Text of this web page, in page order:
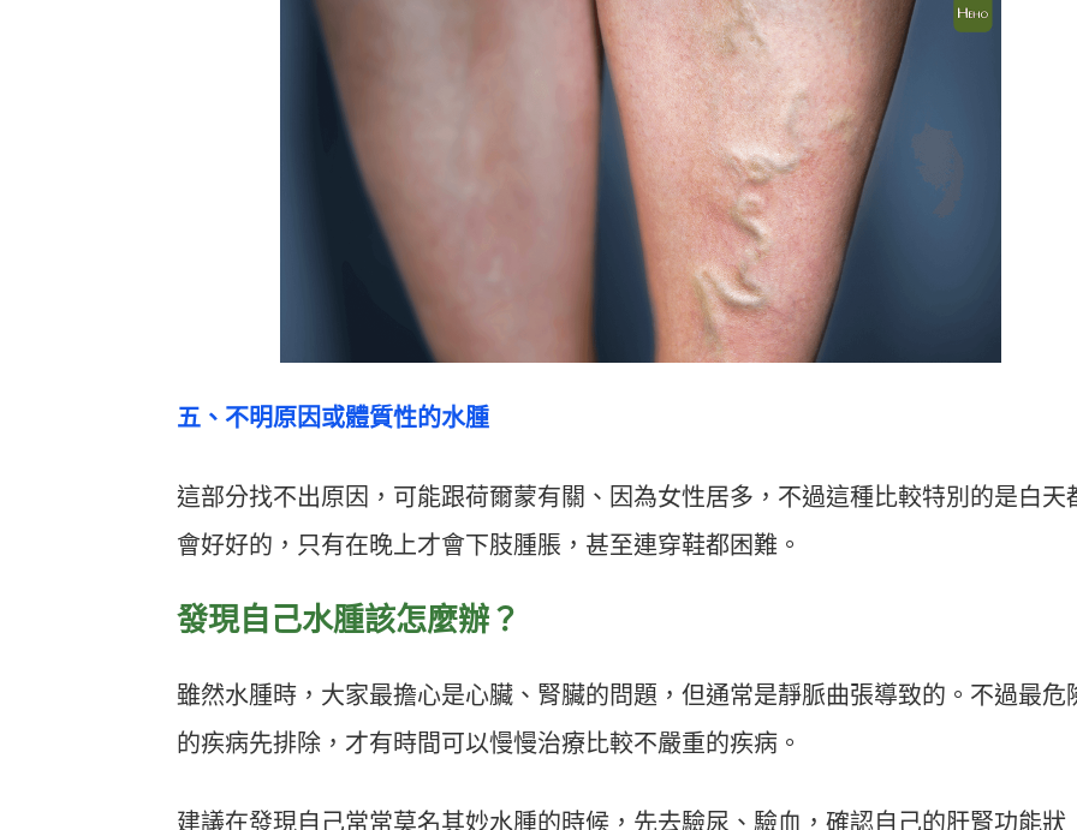
五、不明原因或體質性的水腫
這部分找不出原因，可能跟荷爾蒙有關、因為女性居多，不過這種比較特別的是白天
會好好的，只有在晚上才會下肢腫脹，甚至連穿鞋都困難。
發現自己水腫該怎麼辦？
雖然水腫時，大家最擔心是心臟、腎臟的問題，但通常是靜脈曲張導致的。不過最危
的疾病先排除，才有時間可以慢慢治療比較不嚴重的疾病。
建議在發現自己常常莫名其妙水腫的時候，先去驗尿、驗血，確認自己的肝腎功能狀